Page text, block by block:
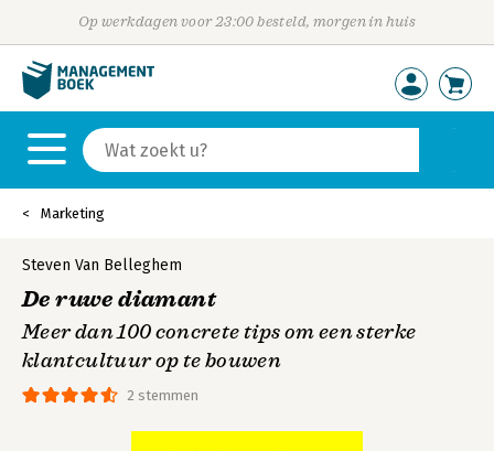
Op werkdagen voor 23:00 besteld, morgen in huis
Marketing
2 stemmen
Steven Van Belleghem
De ruwe diamant
Meer dan 100 concrete tips om een sterke
klantcultuur op te bouwen